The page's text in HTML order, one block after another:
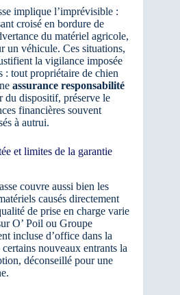
implique l’imprévisible :
croisé en bordure de
du matériel agricole,
un véhicule. Ces situations,
la vigilance imposée
: tout propriétaire de chien
assurance responsabilité
du dispositif, préserve le
financières souvent
à autrui.
et limites de la garantie
couvre aussi bien les
causés directement
de prise en charge varie
O’ Poil ou Groupe
incluse d’office dans la
nouveaux entrants la
déconseillé pour une